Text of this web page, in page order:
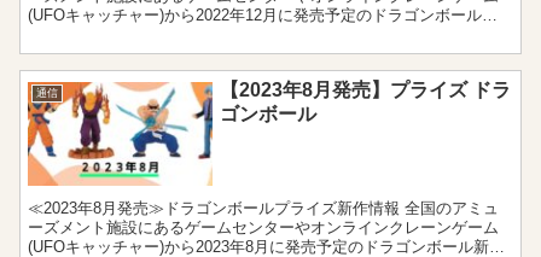
(UFOキャッチャー)から2022年12月に発売予定のドラゴンボール新
通信
【2023年8月発売】プライズ ドラ
ゴンボール
≪2023年8月発売≫ドラゴンボールプライズ新作情報 全国のアミュ
ーズメント施設にあるゲームセンターやオンラインクレーンゲーム
(UFOキャッチャー)から2023年8月に発売予定のドラゴンボール新作